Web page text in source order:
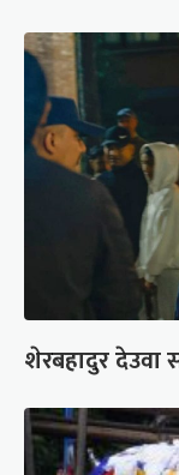
शेरबहादुर देउवा